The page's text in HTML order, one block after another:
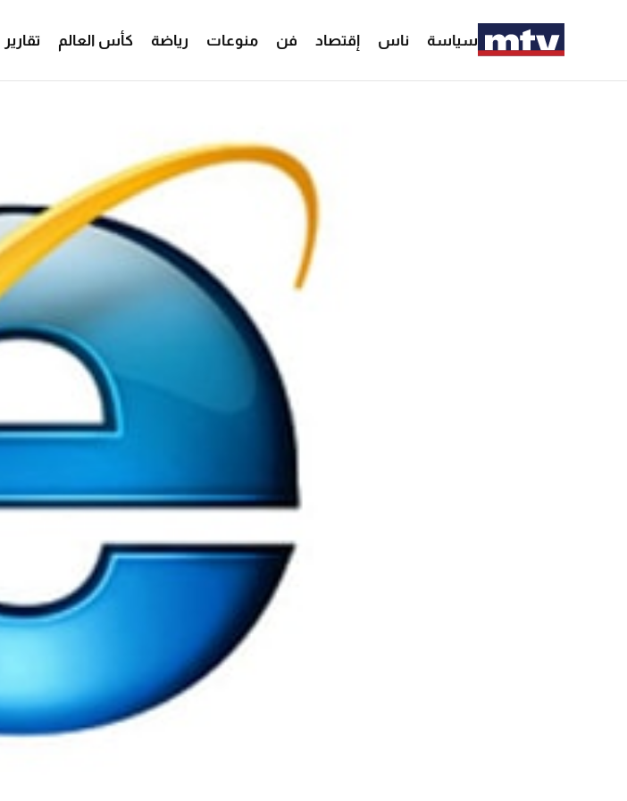
سياسة ناس إقتصاد فن منوعات رياضة كأس العالم